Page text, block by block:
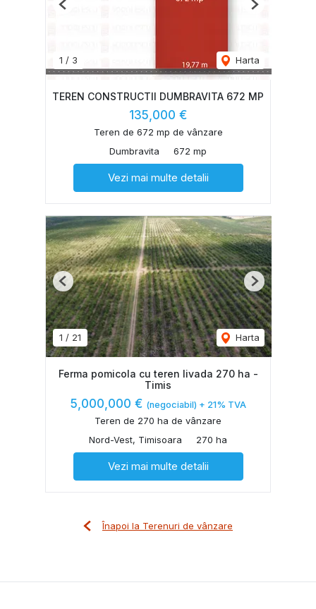
1 / 3 Harta
Previous Next
TEREN CONSTRUCTII DUMBRAVITA 672 MP
135,000 €
Teren de 672 mp de vânzare
Dumbravita
672 mp
Vezi mai multe detalii
1 / 21 Harta
Previous Next
Ferma pomicola cu teren livada 270 ha -
Timis
5,000,000 € (negociabil) + 21% TVA
Teren de 270 ha de vânzare
Nord-Vest, Timisoara
270 ha
Vezi mai multe detalii
Înapoi la Terenuri de vânzare